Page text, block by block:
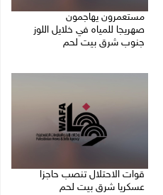
مستعمرون يهاجمون
صهريجا للمياه في خلايل اللوز
جنوب شرق بيت لحم
قوات الاحتلال تنصب حاجزا
عسكريا شرق بيت لحم